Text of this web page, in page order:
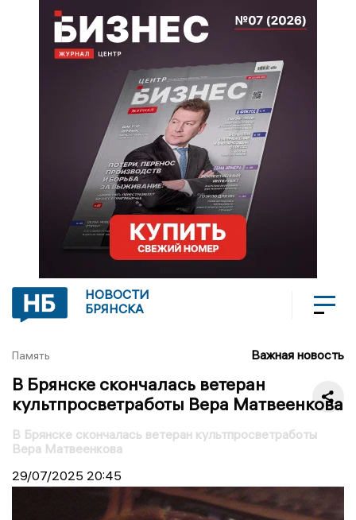
НОВОСТИ
БРЯНСКА
Память Важная новость
В Брянске скончалась ветеран
культпросветработы Вера Матвеенкова
В Брянске скончалась ветеран культпросветработы
Вера Матвеенкова
29/07/2025 20:45